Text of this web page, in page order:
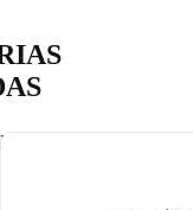
Broches